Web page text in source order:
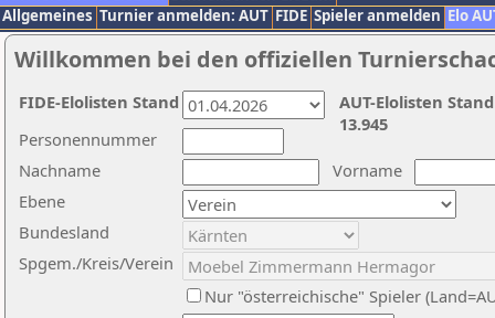
Allgemeines Turnier anmelden: AUT FIDE Spieler anmelden Elo
Willkommen bei den offiziellen
Nachname
Vorname
Ebene
Personennummer
Bundesland
Spgem./Kreis/Verein
Nur "österreichische" Spieler
AUT-Elolisten
13.945
FIDE-Elolisten Stand